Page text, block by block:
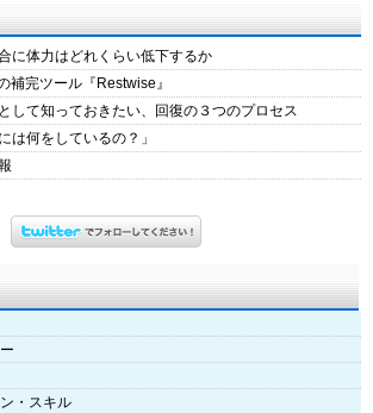
に体力はどれくらい低下するか
補完ツール『Restwise』
して知っておきたい、回復の３つのプロセス
は何をしているの？」
・スキル